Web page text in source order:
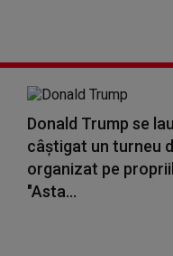
Donald Trump se
câștigat un turneu
organizat pe
"Asta...